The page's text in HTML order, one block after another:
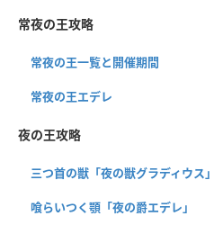
常夜の王攻略
常夜の王一覧と開催期間
常夜の王エデレ
夜の王攻略
三つ首の獣「夜の獣グラディウス」
喰らいつく顎「夜の爵エデレ」